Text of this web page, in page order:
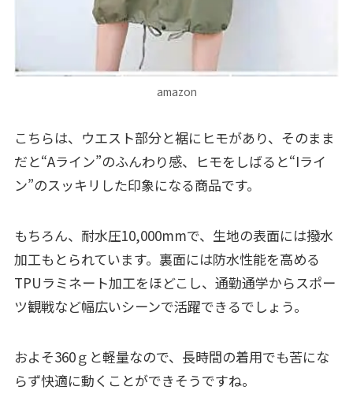
amazon
こちらは、ウエスト部分と裾にヒモがあり、そのまま
だと“Aライン”のふんわり感、ヒモをしばると“Iライ
ン”のスッキリした印象になる商品です。
もちろん、耐水圧10,000mmで、生地の表面には撥水
加工もとられています。裏面には防水性能を高める
TPUラミネート加工をほどこし、通勤通学からスポー
ツ観戦など幅広いシーンで活躍できるでしょう。
およそ360ｇと軽量なので、長時間の着用でも苦にな
らず快適に動くことができそうですね。